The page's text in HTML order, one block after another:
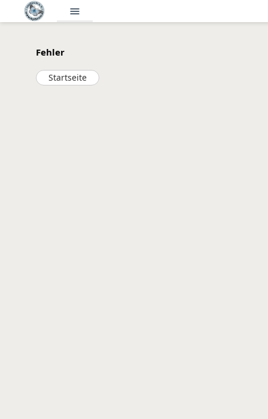
menu
Fehler
Startseite